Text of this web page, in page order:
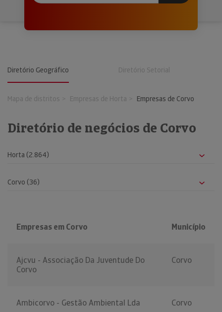
Diretório Geográfico Diretório Setorial
Mapa de distritos Empresas de Horta Empresas de Corvo
Diretório de negócios de Corvo
Empresas em Corvo Município
Ajcvu - Associação Da Juventude Do
Corvo
Corvo
Ambicorvo - Gestão Ambiental Lda Corvo